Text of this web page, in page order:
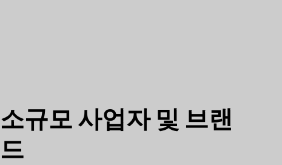
소규모 사업자 및 브랜
드